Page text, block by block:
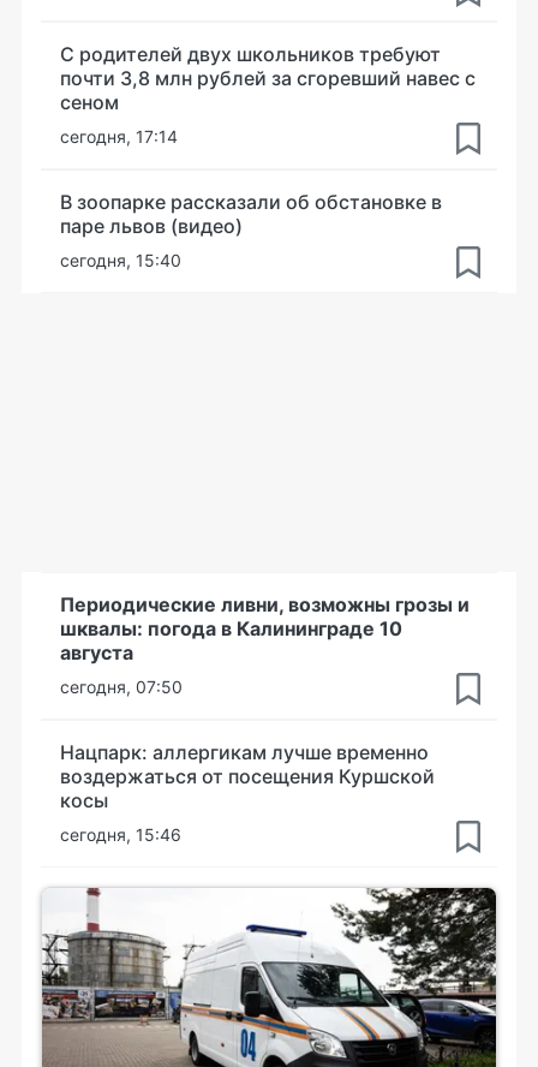
С родителей двух школьников требуют
почти 3,8 млн рублей за сгоревший навес с
сеном
сегодня, 17:14
В зоопарке рассказали об обстановке в
паре львов (видео)
сегодня, 15:40
Периодические ливни, возможны грозы и
шквалы: погода в Калининграде 10
августа
сегодня, 07:50
Нацпарк: аллергикам лучше временно
воздержаться от посещения Куршской
косы
сегодня, 15:46